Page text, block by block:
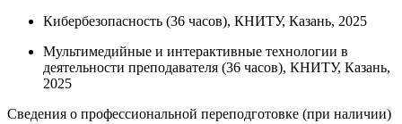
Кибербезопасность (36 часов), КНИТУ, Казань, 2025
Мультимедийные и интерактивные технологии в
деятельности преподавателя (36 часов), КНИТУ, Казань,
2025
Сведения о профессиональной переподготовке (при наличии)